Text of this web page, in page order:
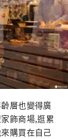
層也變得廣
飾商場,逛累
購買在自己